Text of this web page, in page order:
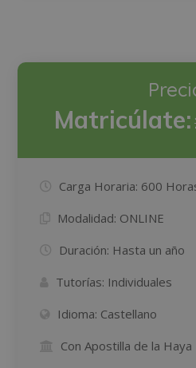
Carga Horaria: 600
Modalidad: ONLINE
Duración: Hasta un año
Tutorías: Individuales
Idioma: Castellano
Con Apostilla de la Haya